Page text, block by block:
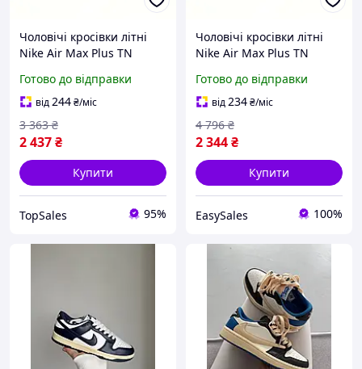
Чоловічі кросівки літні
Nike Air Max Plus TN
41 брендові
Готово до відправки
від244₴/міс
2 437₴
3 363 ₴
Купити
TopSales 95%
Чоловічі кросівки літні
Nike Air Max Plus TN
41 брендові
Готово до відправки
від234₴/міс
2 344₴
4 796 ₴
Купити
EasySales 100%